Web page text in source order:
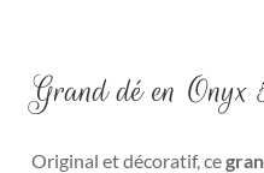
Grand dé en Onyx
Original et décoratif, ce